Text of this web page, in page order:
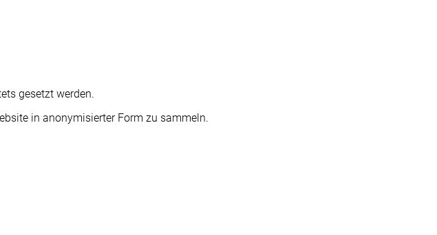
gesetzt werden.
in anonymisierter Form zu sammeln.